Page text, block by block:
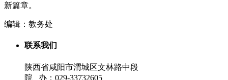
新篇章。
编辑：教务处
联系我们
陕西省咸阳市渭城区文林路中段
院 办：029-33732605